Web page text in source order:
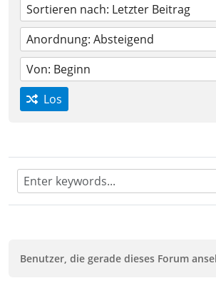
Los
Benutzer, die gerade dieses Forum